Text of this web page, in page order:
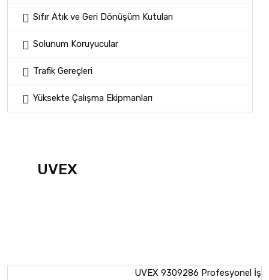
Sıfır Atık ve Geri Dönüşüm Kutuları
Solunum Koruyucular
Trafik Gereçleri
Yüksekte Çalışma Ekipmanları
UVEX
UVEX 9309286 Profesyonel İş